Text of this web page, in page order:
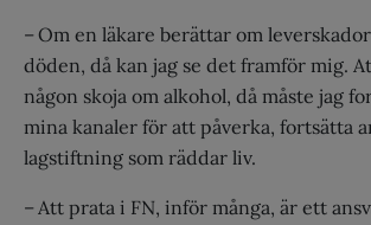
– Om en läkare berättar om
döden, då kan jag se det framför mig.
någon skoja om alkohol, då måste jag
mina kanaler för att påverka, fortsätta
lagstiftning som räddar liv.
– Att prata i FN, inför många, är ett